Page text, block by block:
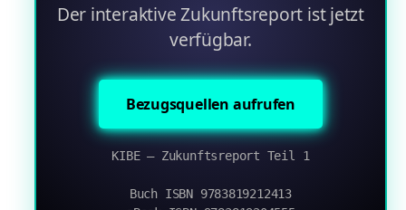
Der interaktive Zukunftsreport ist jetzt
verfügbar.
Bezugsquellen aufrufen
KIBE – Zukunftsreport Teil 1
Buch ISBN 9783819212413